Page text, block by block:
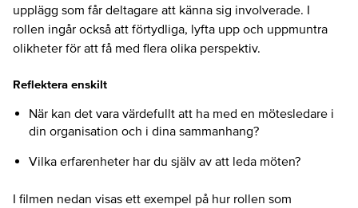
upplägg som får deltagare att känna sig involverade. I
rollen ingår också att förtydliga, lyfta upp och uppmuntra
olikheter för att få med flera olika perspektiv.
Reflektera enskilt
När kan det vara värdefullt att ha med en mötesledare i
din organisation och i dina sammanhang?
Vilka erfarenheter har du själv av att leda möten?
I filmen nedan visas ett exempel på hur rollen som